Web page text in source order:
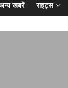
खबरें राइट्स